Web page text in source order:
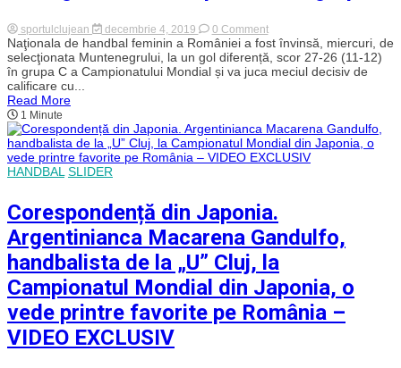
sportulclujean decembrie 4, 2019 0 Commenton
Corespondență
din
Japonia.
România,
Meci
infernal
cu
Ungaria
din
Naţionala de handbal feminin a României a fost învinsă, miercuri, de
selecţionata Muntenegrului, la un gol diferență, scor 27-26 (11-12)
în grupa C a Campionatului Mondial și va juca meciul decisiv de
calificare cu...
Read More
1 Minute
HANDBAL SLIDER
Corespondență din Japonia.
Argentinianca Macarena Gandulfo,
handbalista de la „U” Cluj, la
Campionatul Mondial din Japonia, o
vede printre favorite pe România –
VIDEO EXCLUSIV